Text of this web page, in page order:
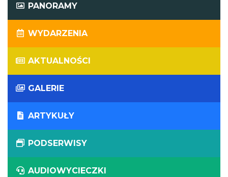
PANORAMY
WYDARZENIA
AKTUALNOŚCI
GALERIE
ARTYKUŁY
PODSERWISY
AUDIOWYCIECZKI